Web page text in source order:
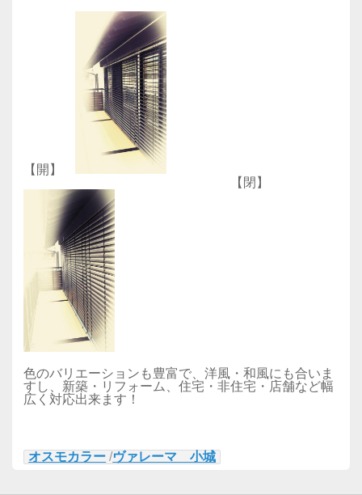
【開】
【閉】
色のバリエーションも豊富で、洋風・和風にも合いま
すし、新築・リフォーム、住宅・非住宅・店舗など幅
広く対応出来ます！
オスモカラー /ヴァレーマ 小城